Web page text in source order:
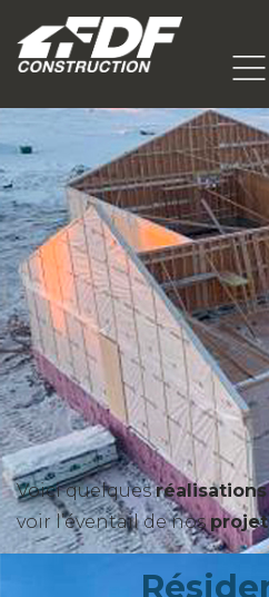
Voici quelquesréalisations
voir l’éventail de nos